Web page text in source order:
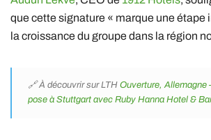
que cette signature « marque une étape
la croissance du groupe dans la région
🔗 À découvrir sur LTH Ouverture, Allemagne
pose à Stuttgart avec Ruby Hanna Hotel &